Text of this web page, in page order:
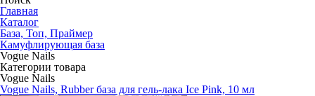
Главная
Каталог
База, Топ, Праймер
Камуфлирующая база
Vogue Nails
Категории товара
Vogue Nails
Vogue Nails, Rubber база для гель-лака Ice Pink, 10 мл